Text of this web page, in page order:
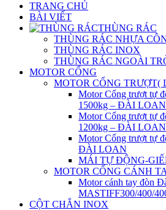
TRANG CHỦ
BÀI VIẾT
THÙNG RÁC
THÙNG RÁC NHỰA
THÙNG RÁC INOX
THÙNG RÁC NGOÀI
MOTOR CỔNG
MOTOR CỔNG TRƯỢT(
Motor Cổng trượt tự
1500kg – ĐÀI LOAN
Motor Cổng trượt tự
1200kg – ĐÀI LOAN
Motor Cổng trượt tự
ĐÀI LOAN
MÁI TỰ ĐỘNG-
MOTOR CỔNG CÁNH
Motor cánh tay đòn
MASTIFF300/400/
CỘT CHẮN INOX